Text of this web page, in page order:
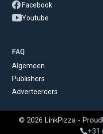
Facebook
Youtube
FAQ
Algemeen
Publishers
Adverteerders
© 2026 LinkPizza -
+31